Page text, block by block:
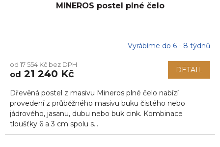
MINEROS postel plné čelo
Vyrábíme do 6 - 8 týdnů
od 17 554 Kč bez DPH
od 21 240 Kč DETAIL
Dřevěná postel z masivu Mineros plné čelo nabízí
provedení z průběžného masivu buku čistého nebo
jádrového, jasanu, dubu nebo buk cink. Kombinace
tloušťky 6 a 3 cm spolu s...